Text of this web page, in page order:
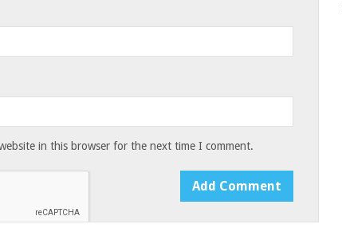
in this browser for the next time I comment.